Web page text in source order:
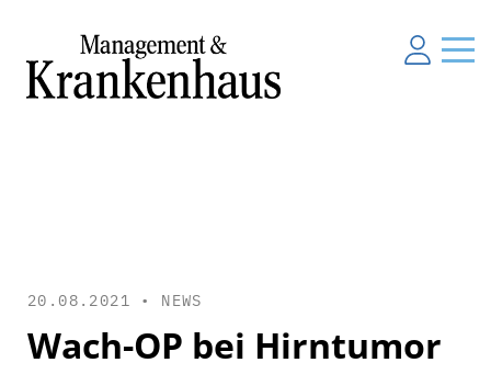
20.08.2021 • NEWS
Wach-OP bei Hirntumor